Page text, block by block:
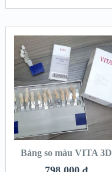
Bảng so màu VITA 3D